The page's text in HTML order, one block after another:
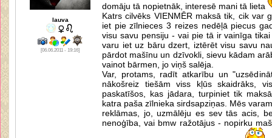
lauva
[06.06.2011 - 19:16]
domāju tā nopietnāk, interesē mani tā lieta
Katrs cilvēks VIENMĒR maksā tik, cik var
iet pie zīlnieces 3 reizes nedēļā piecus
visu savu pensiju - vai pie tā ir vainīga
varu iet uz bāru dzert, iztērēt visu savu
pārdot mašīnu un dzīvokli, sievu kādam
vainot bārmen, jo viņš salēja.
Var, protams, radīt atkarību un
nākošreiz tiešām viss kļūs skaidrāks,
paskatīšos, kas jādara, turpiniet tik
katra paša zīlnieka sirdsapziņas. Mēs
reklāmas, jo, uzmālēju es sev tās acis,
nenoģība, vai bmw ražotājus - nopirku